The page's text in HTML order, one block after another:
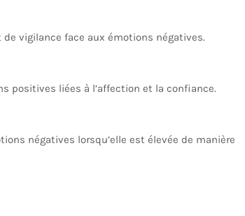
vigilance face aux émotions négatives.
positives liées à l’affection et la confiance.
négatives lorsqu’elle est élevée de manière